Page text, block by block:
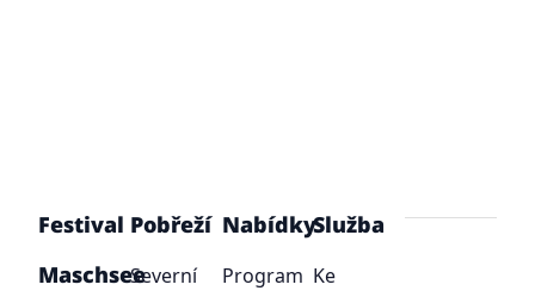
Festival
Maschsee
Pobřeží
Severní
Nabídky
Program
Služba
Ke